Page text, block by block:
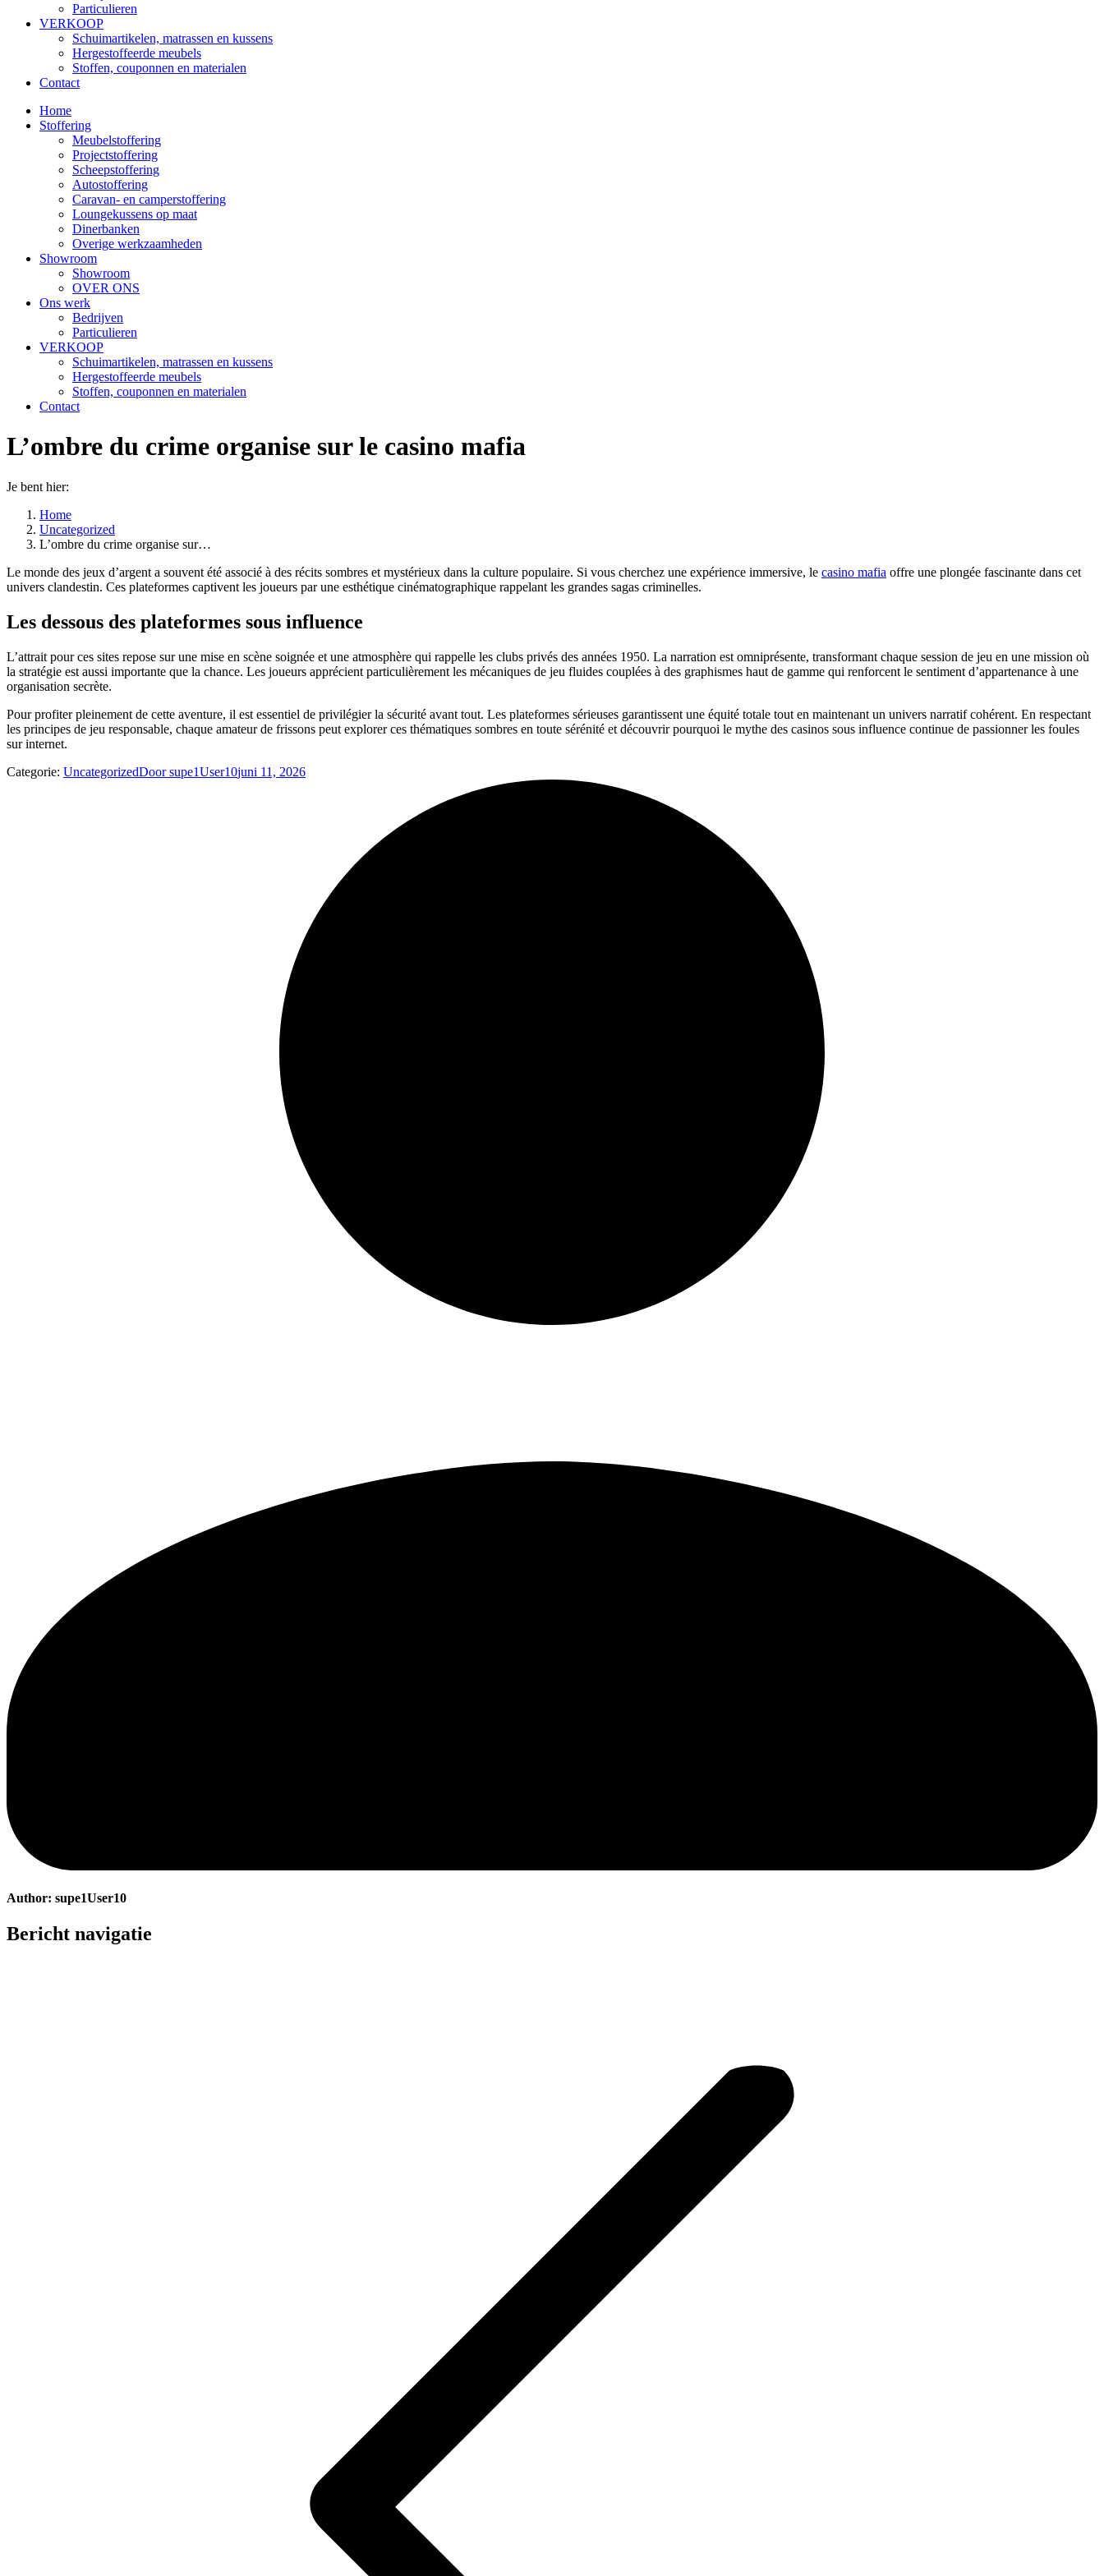
Particulieren
VERKOOP
Schuimartikelen, matrassen en kussens
Hergestoffeerde meubels
Stoffen, couponnen en materialen
Contact
Home
Stoffering
Meubelstoffering
Projectstoffering
Scheepstoffering
Autostoffering
Caravan- en camperstoffering
Loungekussens op maat
Dinerbanken
Overige werkzaamheden
Showroom
Showroom
OVER ONS
Ons werk
Bedrijven
Particulieren
VERKOOP
Schuimartikelen, matrassen en kussens
Hergestoffeerde meubels
Stoffen, couponnen en materialen
Contact
L’ombre du crime organise sur le casino mafia
Je bent hier:
Home
Uncategorized
L’ombre du crime organise sur…
Le monde des jeux d’argent a souvent été associé à des récits sombres et mystérieux dans la culture populaire. Si vous cherchez une expérience immersive, le casino mafia offre une plongée fascinante dans cet
univers clandestin. Ces plateformes captivent les joueurs par une esthétique cinématographique rappelant les grandes sagas criminelles.
Les dessous des plateformes sous influence
L’attrait pour ces sites repose sur une mise en scène soignée et une atmosphère qui rappelle les clubs privés des années 1950. La narration est omniprésente, transformant chaque session de jeu en une mission où
la stratégie est aussi importante que la chance. Les joueurs apprécient particulièrement les mécaniques de jeu fluides couplées à des graphismes haut de gamme qui renforcent le sentiment d’appartenance à une
organisation secrète.
Pour profiter pleinement de cette aventure, il est essentiel de privilégier la sécurité avant tout. Les plateformes sérieuses garantissent une équité totale tout en maintenant un univers narratif cohérent. En respectant
les principes de jeu responsable, chaque amateur de frissons peut explorer ces thématiques sombres en toute sérénité et découvrir pourquoi le mythe des casinos sous influence continue de passionner les foules
sur internet.
Categorie: UncategorizedDoorsupe1User10juni 11, 2026
Author: supe1User10
Bericht navigatie